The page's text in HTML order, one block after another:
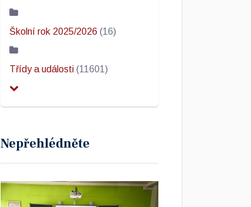
Školní rok 2025/2026 (16)
Třídy a události (11601)
Nepřehlédněte